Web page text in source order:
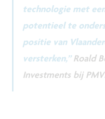
technologie met
potentieel te
positie van
versterken,”Roald
Investments bij PMV